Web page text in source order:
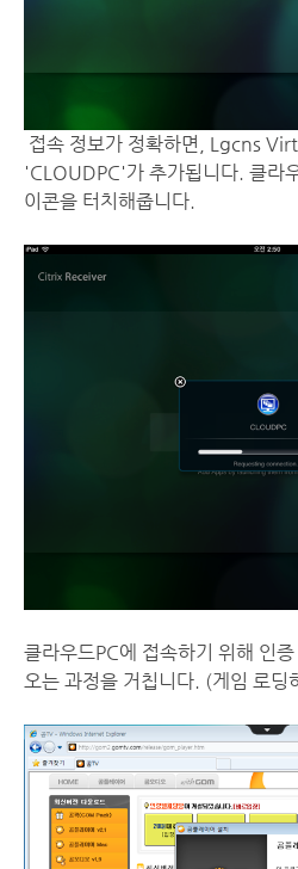
접속 정보가 정확하면, Lgcns
'CLOUDPC'가 추가됩니다. 클라
이콘을 터치해줍니다.
클라우드PC에 접속하기 위해 인
오는 과정을 거칩니다. (게임 로